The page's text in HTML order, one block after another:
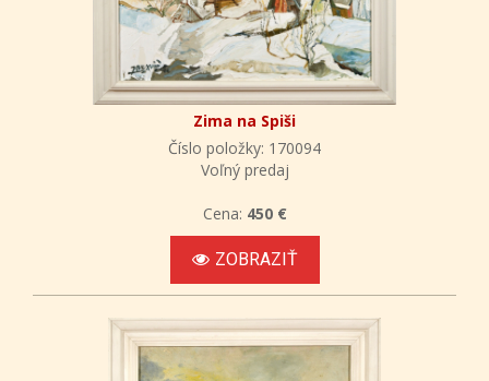
Zima na Spiši
Číslo položky: 170094
Voľný predaj
Cena: 450 €
ZOBRAZIŤ